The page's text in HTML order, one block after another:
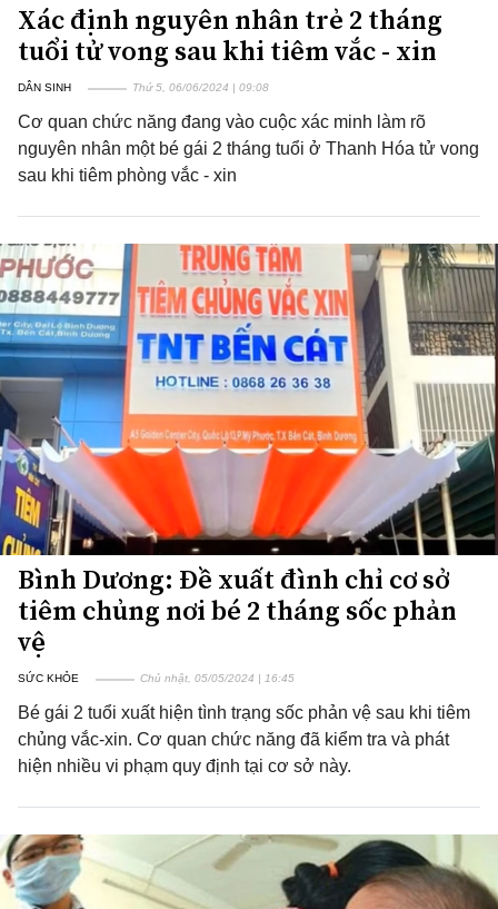
Xác định nguyên nhân trẻ 2 tháng
tuổi tử vong sau khi tiêm vắc - xin
DÂN SINH Thứ 5, 06/06/2024 | 09:08
Cơ quan chức năng đang vào cuộc xác minh làm rõ
nguyên nhân một bé gái 2 tháng tuổi ở Thanh Hóa tử vong
sau khi tiêm phòng vắc - xin
Bình Dương: Đề xuất đình chỉ cơ sở
tiêm chủng nơi bé 2 tháng sốc phản
vệ
SỨC KHỎE Chủ nhật, 05/05/2024 | 16:45
Bé gái 2 tuổi xuất hiện tình trạng sốc phản vệ sau khi tiêm
chủng vắc-xin. Cơ quan chức năng đã kiểm tra và phát
hiện nhiều vi phạm quy định tại cơ sở này.